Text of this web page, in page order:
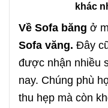
khác
Về Sofa băng ở
Sofa văng. Đây
được nhận nhiều
nay. Chúng phù
thu hẹp mà còn